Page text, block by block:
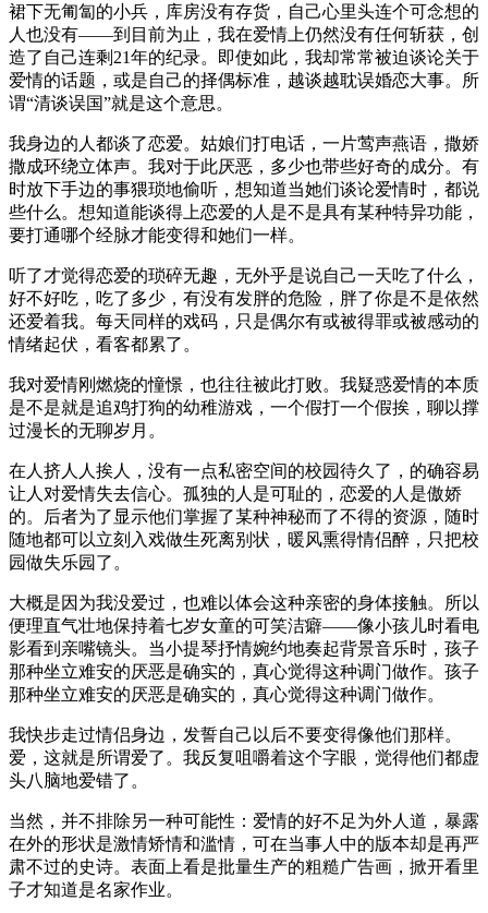
裙下无匍匐的小兵，库房没有存货，自己心里头连个可念想的
人也没有——到目前为止，我在爱情上仍然没有任何斩获，创
造了自己连剩21年的纪录。即使如此，我却常常被迫谈论关于
爱情的话题，或是自己的择偶标准，越谈越耽误婚恋大事。所
谓“清谈误国”就是这个意思。
我身边的人都谈了恋爱。姑娘们打电话，一片莺声燕语，撒娇
撒成环绕立体声。我对于此厌恶，多少也带些好奇的成分。有
时放下手边的事猥琐地偷听，想知道当她们谈论爱情时，都说
些什么。想知道能谈得上恋爱的人是不是具有某种特异功能，
要打通哪个经脉才能变得和她们一样。
听了才觉得恋爱的琐碎无趣，无外乎是说自己一天吃了什么，
好不好吃，吃了多少，有没有发胖的危险，胖了你是不是依然
还爱着我。每天同样的戏码，只是偶尔有或被得罪或被感动的
情绪起伏，看客都累了。
我对爱情刚燃烧的憧憬，也往往被此打败。我疑惑爱情的本质
是不是就是追鸡打狗的幼稚游戏，一个假打一个假挨，聊以撑
过漫长的无聊岁月。
在人挤人人挨人，没有一点私密空间的校园待久了，的确容易
让人对爱情失去信心。孤独的人是可耻的，恋爱的人是傲娇
的。后者为了显示他们掌握了某种神秘而了不得的资源，随时
随地都可以立刻入戏做生死离别状，暖风熏得情侣醉，只把校
园做失乐园了。
大概是因为我没爱过，也难以体会这种亲密的身体接触。所以
便理直气壮地保持着七岁女童的可笑洁癖——像小孩儿时看电
影看到亲嘴镜头。当小提琴抒情婉约地奏起背景音乐时，孩子
那种坐立难安的厌恶是确实的，真心觉得这种调门做作。孩子
那种坐立难安的厌恶是确实的，真心觉得这种调门做作。
我快步走过情侣身边，发誓自己以后不要变得像他们那样。
爱，这就是所谓爱了。我反复咀嚼着这个字眼，觉得他们都虚
头八脑地爱错了。
当然，并不排除另一种可能性：爱情的好不足为外人道，暴露
在外的形状是激情矫情和滥情，可在当事人中的版本却是再严
肃不过的史诗。表面上看是批量生产的粗糙广告画，掀开看里
子才知道是名家作业。